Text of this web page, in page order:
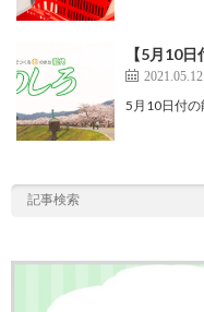
【5月10
2021.05.12
5月10日付